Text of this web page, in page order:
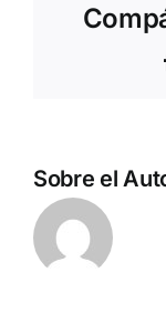
Sobre el